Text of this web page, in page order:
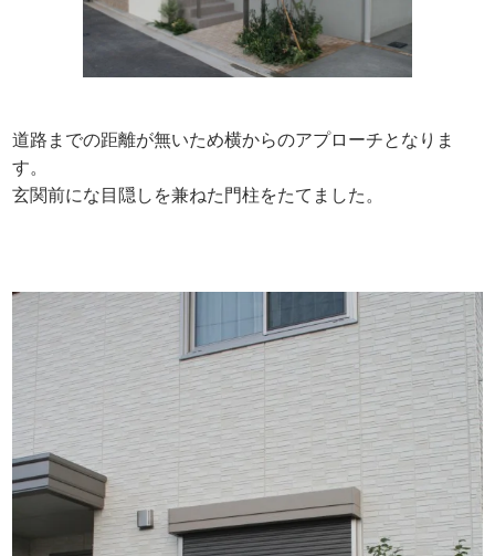
道路までの距離が無いため横からのアプローチとなりま
す。
玄関前にな目隠しを兼ねた門柱をたてました。